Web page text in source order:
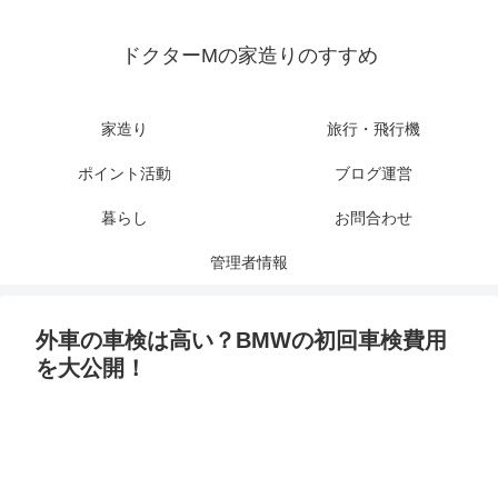
ドクターMの家造りのすすめ
家造り 旅行・飛行機
ポイント活動 ブログ運営
暮らし お問合わせ
管理者情報
外車の車検は高い？BMWの初回車検費用
を大公開！